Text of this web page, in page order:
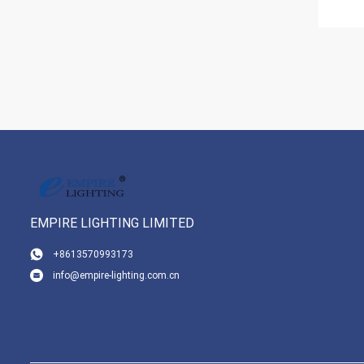
EMPIRE LIGHTING LIMITED
+8613570993173
info@empire-lighting.com.cn